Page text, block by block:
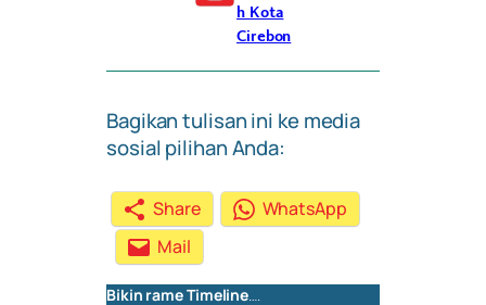
h Kota
Cirebon
Bagikan tulisan ini ke media
sosial pilihan Anda:
Share
WhatsApp
Mail
Bikin rameTimeline….